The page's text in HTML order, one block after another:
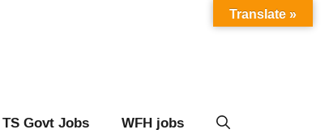
TS Govt Jobs WFH jobs
Translate »